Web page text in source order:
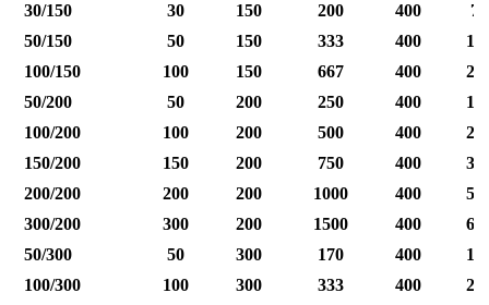
30/150
30 150 200 400
75
50/150
50 150 333 400
100/150
100 150 667 400
50/200
50 200 250 400
100/200
100 200 500 400
150/200
150 200 750 400
200/200
200 200 1000 400
300/200
300 200 1500 400
50/300
50 300 170 400
100/300
100 300 333 400